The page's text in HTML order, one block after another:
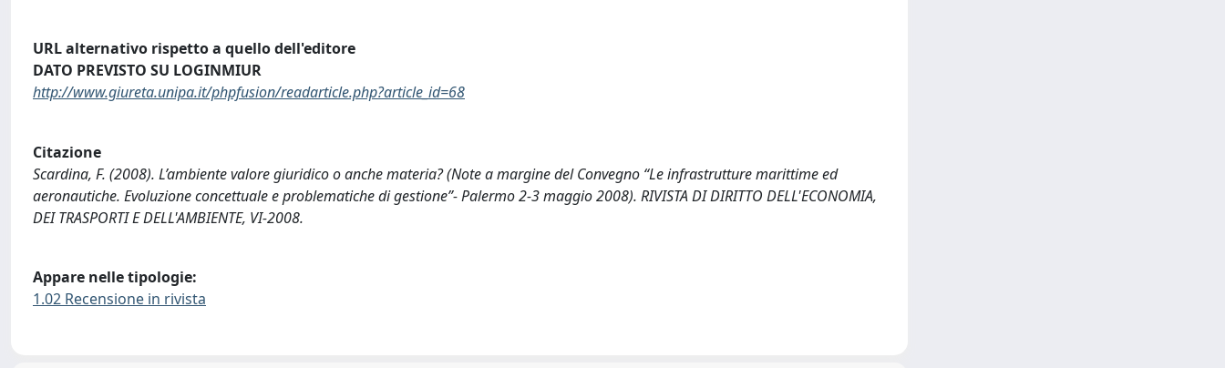
URL alternativo rispetto a quello dell'editore
DATO PREVISTO SU LOGINMIUR
http://www.giureta.unipa.it/phpfusion/readarticle.php?article_id=68
Citazione
Scardina, F. (2008). L’ambiente valore giuridico o anche materia? (Note a margine del Convegno “Le infrastrutture marittime ed
aeronautiche. Evoluzione concettuale e problematiche di gestione”- Palermo 2-3 maggio 2008). RIVISTA DI DIRITTO DELL'ECONOMIA,
DEI TRASPORTI E DELL'AMBIENTE, VI-2008.
Appare nelle tipologie:
1.02 Recensione in rivista